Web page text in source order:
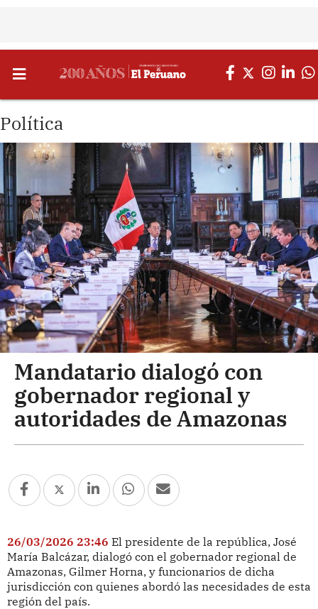
Política
Mandatario dialogó con
gobernador regional y
autoridades de Amazonas
26/03/2026 23:46 El presidente de la república, José
María Balcázar, dialogó con el gobernador regional de
Amazonas, Gilmer Horna, y funcionarios de dicha
jurisdicción con quienes abordó las necesidades de esta
región del país.